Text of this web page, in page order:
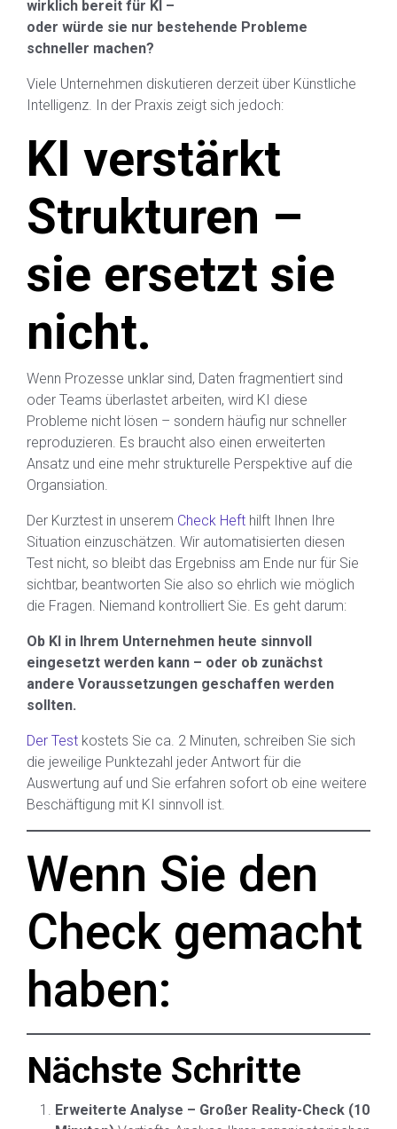
wirklich bereit für KI –
oder würde sie nur bestehende Probleme
schneller machen?
Viele Unternehmen diskutieren derzeit über Künstliche
Intelligenz. In der Praxis zeigt sich jedoch:
KI verstärkt
Strukturen –
sie ersetzt sie
nicht.
Wenn Prozesse unklar sind, Daten fragmentiert sind
oder Teams überlastet arbeiten, wird KI diese
Probleme nicht lösen – sondern häufig nur schneller
reproduzieren. Es braucht also einen erweiterten
Ansatz und eine mehr strukturelle Perspektive auf die
Organsiation.
Der Kurztest in unserem Check Heft hilft Ihnen Ihre
Situation einzuschätzen. Wir automatisierten diesen
Test nicht, so bleibt das Ergebniss am Ende nur für Sie
sichtbar, beantworten Sie also so ehrlich wie möglich
die Fragen. Niemand kontrolliert Sie. Es geht darum:
Ob KI in Ihrem Unternehmen heute sinnvoll
eingesetzt werden kann – oder ob zunächst
andere Voraussetzungen geschaffen werden
sollten.
Der Test kostets Sie ca. 2 Minuten, schreiben Sie sich
die jeweilige Punktezahl jeder Antwort für die
Auswertung auf und Sie erfahren sofort ob eine weitere
Beschäftigung mit KI sinnvoll ist.
Wenn Sie den
Check gemacht
haben:
Nächste Schritte
Erweiterte Analyse – Großer Reality-Check (10